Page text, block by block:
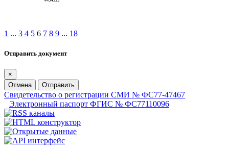
1 ... 3 4 5 6 7 8 9 ... 18
Отправить документ
×
Отмена
Отправить
Свидетельство о регистрации СМИ № ФС77-47467
Электронный паспорт ФГИС № ФС77110096